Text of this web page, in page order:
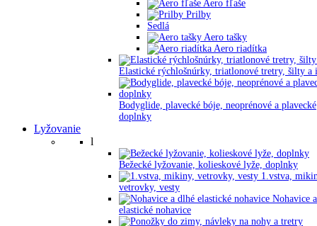
Aero fľaše
Prilby
Sedlá
Aero tašky
Aero riadítka
Elastické rýchlošnúrky, triatlonové tretry, šilty a
Bodyglide, plavecké bóje, neoprénové a plavecké
doplnky
Lyžovanie
l
Bežecké lyžovanie, kolieskové lyže, doplnky
1.vstva,
vetrovky, vesty
Nohavice
elastické nohavice